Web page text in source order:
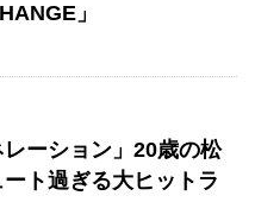
」
レーション」20歳の松
ト過ぎる大ヒットラ